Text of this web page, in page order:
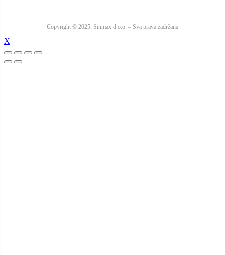
Copyright © 2025. Sinmax d.o.o. – Sva prava zadržana
X